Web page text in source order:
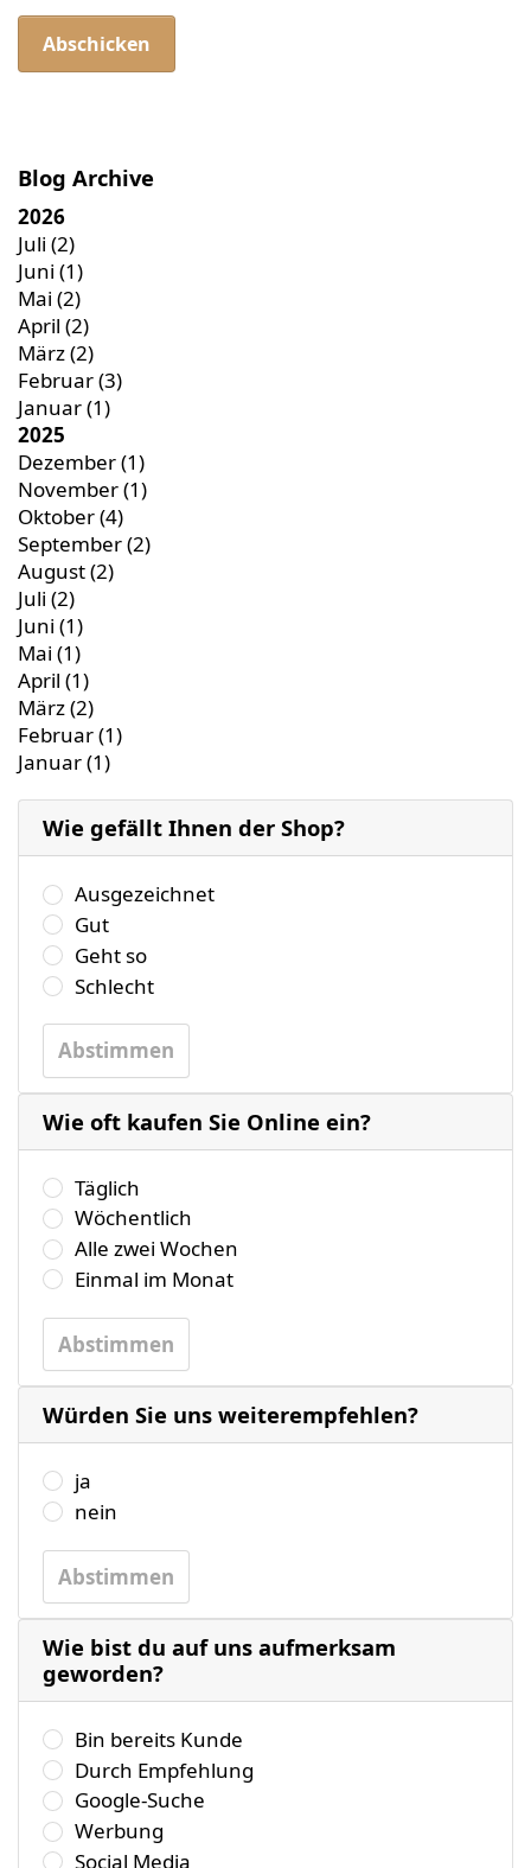
Abschicken
Blog Archive
2026
Juli (2)
Juni (1)
Mai (2)
April (2)
März(2)
Februar(3)
Januar(1)
2025
Dezember(1)
November(1)
Oktober(4)
September(2)
August(2)
Juli (2)
Juni (1)
Mai (1)
April (1)
März(2)
Februar(1)
Januar(1)
Wie gefällt Ihnen der Shop?
Wählen Sie bitte eine der folgenden Antworten aus.
Ausgezeichnet
Gut
Geht so
Schlecht
Abstimmen
Wie oft kaufen Sie Online ein?
Wählen Sie bitte eine der folgenden Antworten aus.
Täglich
Wöchentlich
Alle zwei Wochen
Einmal im Monat
Abstimmen
Würden Sie uns weiterempfehlen?
Wählen Sie bitte eine der folgenden Antworten aus.
ja
nein
Abstimmen
Wie bist du auf uns aufmerksam
geworden?
Wählen Sie bitte eine der folgenden Antworten aus.
Bin bereits Kunde
Durch Empfehlung
Google-Suche
Werbung
Social Media